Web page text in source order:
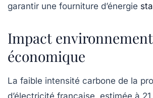
garantir une fourniture d’énergie
Impact
économique
La faible intensité carbone de la
d’électricité française, estimée à